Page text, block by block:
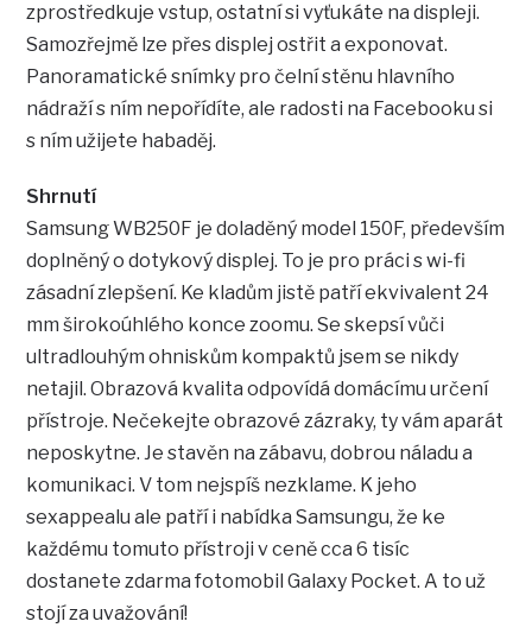
zprostředkuje vstup, ostatní si vyťukáte na displeji.
Samozřejmě lze přes displej ostřit a exponovat.
Panoramatické snímky pro čelní stěnu hlavního
nádraží s ním nepořídíte, ale radosti na Facebooku si
s ním užijete habaděj.
Shrnutí
Samsung WB250F je doladěný model 150F, především
doplněný o dotykový displej. To je pro práci s wi-fi
zásadní zlepšení. Ke kladům jistě patří ekvivalent 24
mm širokoúhlého konce zoomu. Se skepsí vůči
ultradlouhým ohniskům kompaktů jsem se nikdy
netajil. Obrazová kvalita odpovídá domácímu určení
přístroje. Nečekejte obrazové zázraky, ty vám aparát
neposkytne. Je stavěn na zábavu, dobrou náladu a
komunikaci. V tom nejspíš nezklame. K jeho
sexappealu ale patří i nabídka Samsungu, že ke
každému tomuto přístroji v ceně cca 6 tisíc
dostanete zdarma fotomobil Galaxy Pocket. A to už
stojí za uvažování!